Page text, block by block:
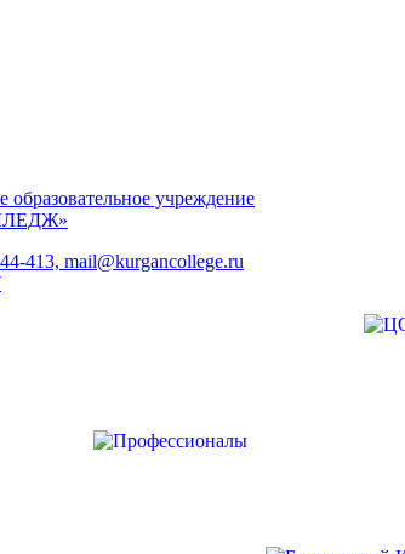
образовательное учреждение
413, mail@kurgancollege.ru